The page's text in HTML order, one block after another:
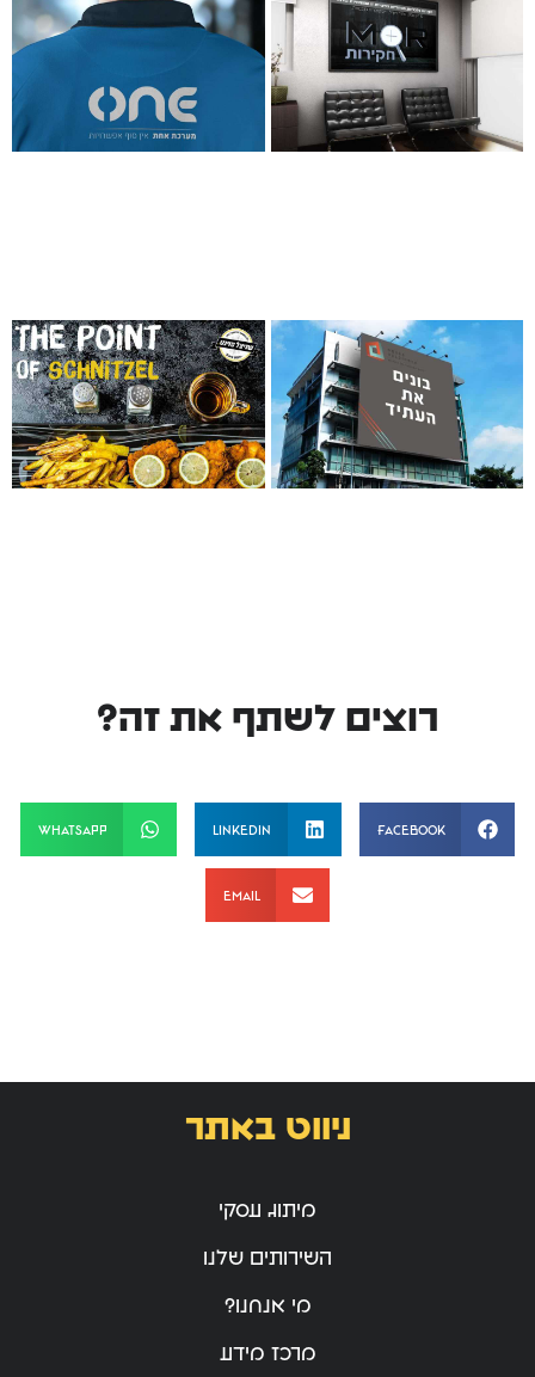
רוצים לשתף את זה?
Facebook
LinkedIn
WhatsApp
Email
ניווט באתר
מיתוג עסקי
השירותים שלנו
מי אנחנו?
מרכז מידע